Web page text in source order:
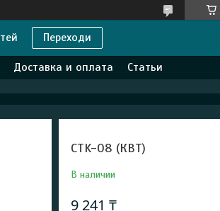
Переходи
Доставка и оплата Статьи
CTK-08 (КВТ)
В наличии
9 241 ₸